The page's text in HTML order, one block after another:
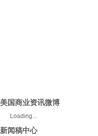
美国商业资讯微博
Loading...
新闻稿中心